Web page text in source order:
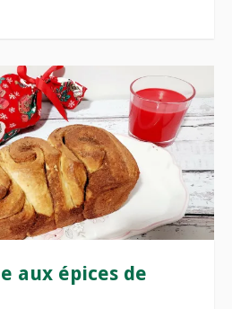
aux épices de